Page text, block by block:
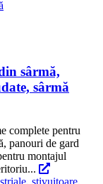
sârmă,
sârmă
complete pentru
panouri de gard
montajul